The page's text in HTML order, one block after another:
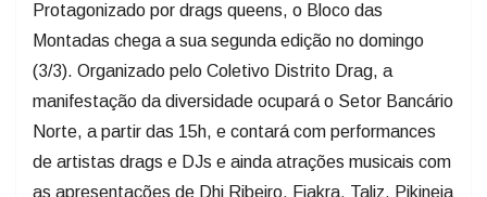
Protagonizado por drags queens, o Bloco das
Montadas chega a sua segunda edição no domingo
(3/3). Organizado pelo Coletivo Distrito Drag, a
manifestação da diversidade ocupará o Setor Bancário
Norte, a partir das 15h, e contará com performances
de artistas drags e DJs e ainda atrações musicais com
as apresentações de Dhi Ribeiro, Fiakra, Taliz, Pikineia